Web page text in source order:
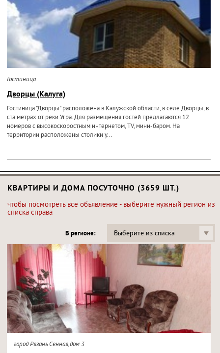
Гостиница
Дворцы (Калуга)
Гостиница "Дворцы" расположена в Калужской области, в селе Дворцы, в
ста метрах от реки Угра. Для размещения гостей предлагаются 12
номеров с высокоскоростным интернетом, TV, мини-баром. На
территории расположены столики у...
КВАРТИРЫ И ДОМА ПОСУТОЧНО (3659 ШТ.)
чтобы посмотреть все объявление - выберите нужный регион из
списка справа
В регионе: Выберите из списка
город Рязань Сенная,дом 3